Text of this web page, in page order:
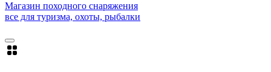
Магазин походного снаряжения
все для туризма, охоты, рыбалки